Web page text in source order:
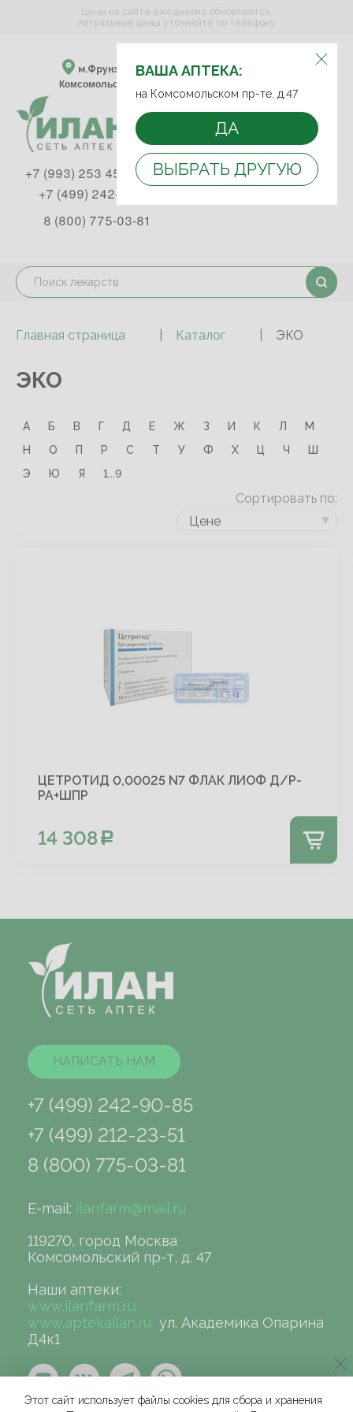
ВЫБЕРИТЕ АПТЕКУ:
м.Фрунзенская м.Спортивная
Комсомольский пр-т, д. 47
ВАША АПТЕКА:
на Комсомольском пр-те, д.47
ДА
ВЫБРАТЬ ДРУГУЮ
Цены на сайте ежедневно обновляются.
Актуальные цены уточняйте по телефону
+7 (993) 253 45 93
+7 (499) 242-90-85
8 (800) 775-03-81
Главная страница Каталог ЭКО
ЭКО
А Б В Г Д Е Ж З И К Л
М
Н
О П Р С Т У Ф Х Ц Ч
Ш
Э
Ю Я 1...9
Сортировать по:
Цене
ЦЕТРОТИД 0,00025 N7 ФЛАК ЛИОФ Д/Р-
РА+ШПР
14 308
НАПИСАТЬ НАМ
+7 (499) 242-90-85
+7 (499) 212-23-51
8 (800) 775-03-81
E-mail: ilanfarm@mail.ru
119270, город Москва
Комсомольский пр-т, д. 47
Наши аптеки:
www.ilanfarm.ru
www.aptekailan.ru ул. Академика Опарина
Д4к1
Этот сайт использует файлы cookies для сбора и хранения